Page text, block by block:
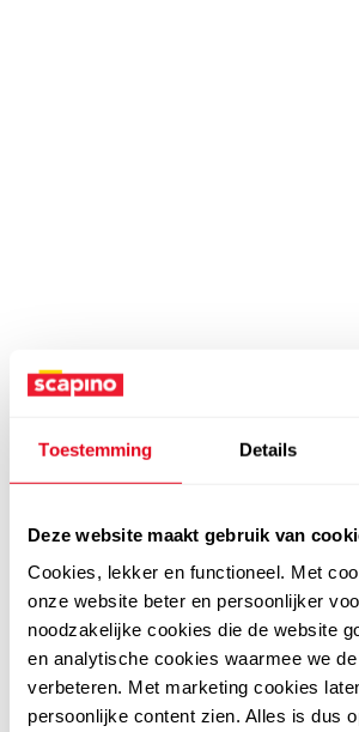
Toestemming Details
Deze website maakt gebruik van
Cookies, lekker en functioneel. Met
onze website beter en persoonlijker
noodzakelijke cookies die de website
en analytische cookies waarmee we
verbeteren. Met marketing cookies
persoonlijke content zien. Alles is dus